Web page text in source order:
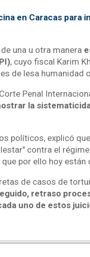
en Caracas para
una u otra manera
, cuyo fiscal Karim
de lesa humanidad
Penal
la
políticos, explicó
contra el
por ello hoy están
de casos de
retraso
uno de estos